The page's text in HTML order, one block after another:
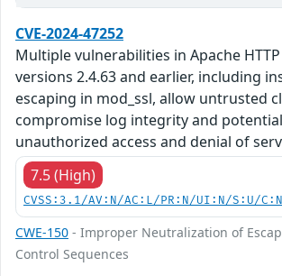
CVE-2024-47252
Multiple vulnerabilities in Apache
versions 2.4.63 and earlier, including
escaping in mod_ssl, allow untrusted
compromise log integrity and
unauthorized access and denial of
7.5 (High)
CVSS:3.1/AV:N/AC:L/PR:N/UI:N/S:U/
CWE-150 - Improper Neutralization of
Control Sequences